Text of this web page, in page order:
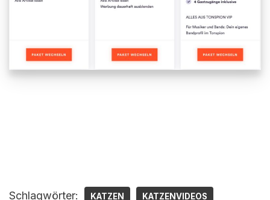
Schlagwörter: KATZEN KATZENVIDEOS